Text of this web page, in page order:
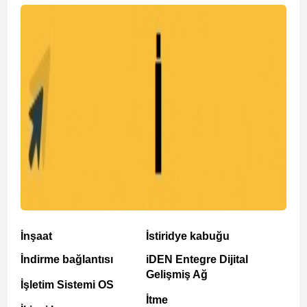
İnşaat
İndirme bağlantısı
İşletim Sistemi OS
İstiridye kabuğu
iDEN Entegre Dijital
Gelişmiş Ağ
İtme